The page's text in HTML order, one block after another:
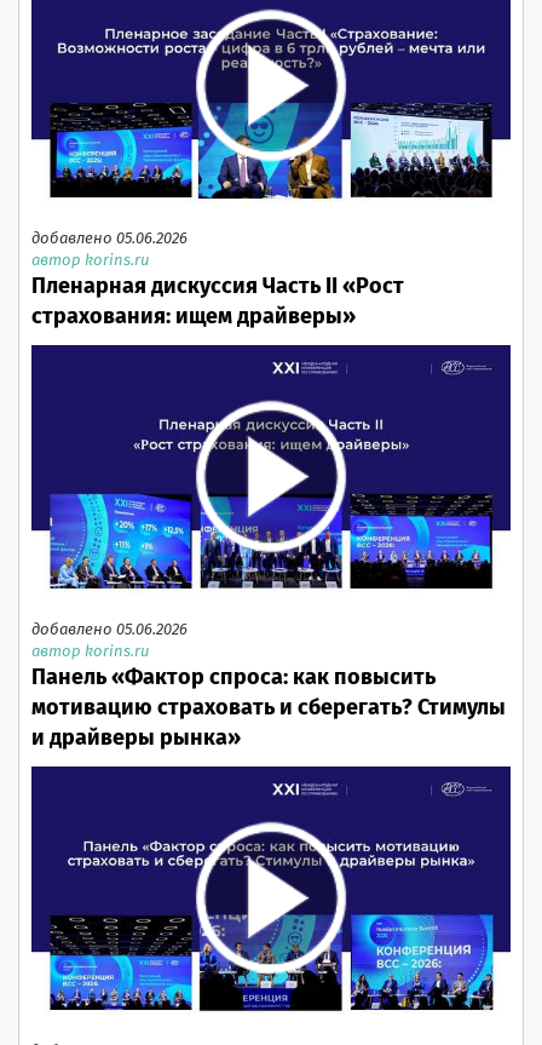
добавлено 05.06.2026
автор korins.ru
Пленарная дискуссия Часть II «Рост
страхования: ищем драйверы»
добавлено 05.06.2026
автор korins.ru
Панель «Фактор спроса: как повысить
мотивацию страховать и сберегать? Стимулы
и драйверы рынка»